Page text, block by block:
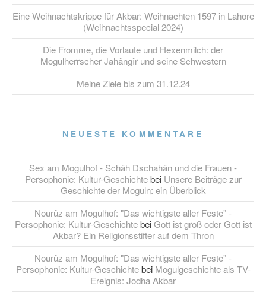
Eine Weihnachtskrippe für Akbar: Weihnachten 1597 in Lahore
(Weihnachtsspecial 2024)
Die Fromme, die Vorlaute und Hexenmilch: der
Mogulherrscher Jahângîr und seine Schwestern
Meine Ziele bis zum 31.12.24
NEUESTE KOMMENTARE
Sex am Mogulhof - Schâh Dschahân und die Frauen -
Persophonie: Kultur-Geschichtebei Unsere Beiträge zur
Geschichte der Moguln: ein Überblick
Nourûz am Mogulhof: "Das wichtigste aller Feste" -
Persophonie: Kultur-GeschichtebeiGott ist groß oder Gott ist
Akbar? Ein Religionsstifter auf dem Thron
Nourûz am Mogulhof: "Das wichtigste aller Feste" -
Persophonie: Kultur-Geschichtebei Mogulgeschichte als TV-
Ereignis: Jodha Akbar